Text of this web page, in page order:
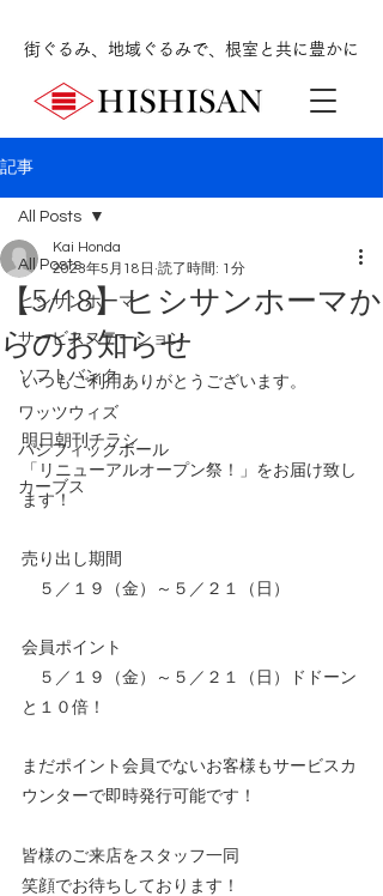
街ぐるみ、地域ぐるみで、根室と共に豊かに
記事
All Posts
ヒシサンホーマ
サービスステーション
ソフトバンク
ワッツウィズ
パシフィックボール
カーブス
All Posts
【5/18】ヒシサンホーマか
らのお知らせ
Kai Honda
2023年5月18日 読了時間: 1分
いつもご利用ありがとうございます。
明日朝刊チラシ
「リニューアルオープン祭！」をお届け致し
ます！
売り出し期間
５／１９（金）～５／２１（日）
会員ポイント
５／１９（金）～５／２１（日）ドドーン
と１０倍！
まだポイント会員でないお客様もサービスカ
ウンターで即時発行可能です！
皆様のご来店をスタッフ一同
笑顔でお待ちしております！